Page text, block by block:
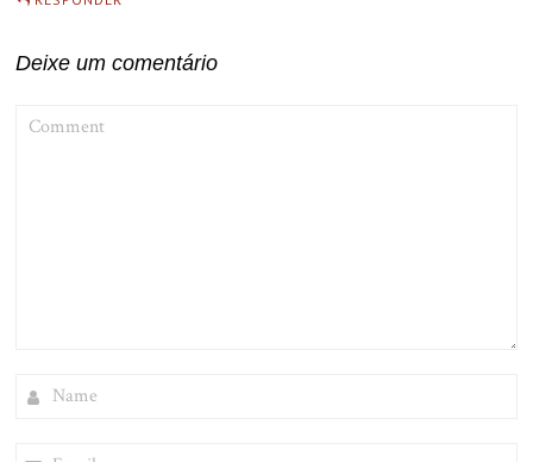
Deixe um comentário